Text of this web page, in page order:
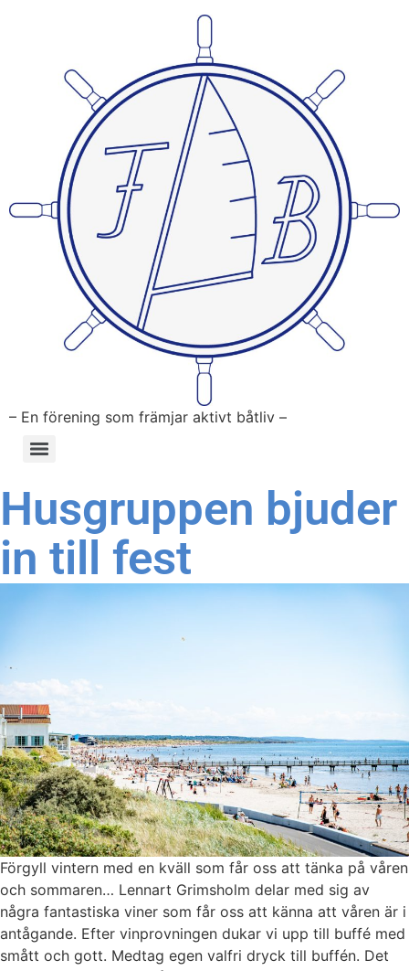
– En förening som främjar aktivt båtliv –
Husgruppen bjuder
in till fest
Förgyll vintern med en kväll som får oss att tänka på våren
och sommaren… Lennart Grimsholm delar med sig av
några fantastiska viner som får oss att känna att våren är i
antågande. Efter vinprovningen dukar vi upp till buffé med
smått och gott. Medtag egen valfri dryck till buffén. Det